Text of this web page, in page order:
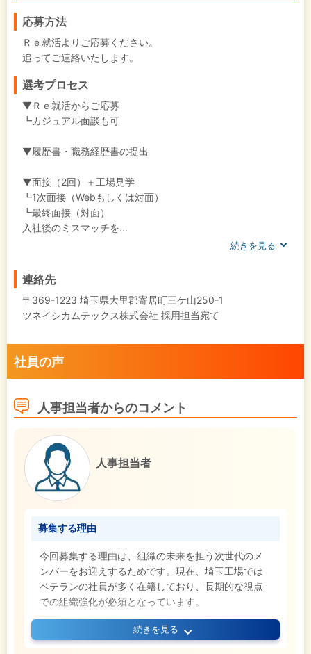
応募方法
Ｒｅ就活よりご応募ください。
追ってご連絡いたします。
選考プロセス
▼Ｒｅ就活からご応募
┗カジュアル面談も可
▼履歴書・職務経歴書の提出
▼面接（2回）＋工場見学
┗1次面接（Webもしくは対面）
┗最終面接（対面）
入社後のミスマッチを...
続きを見る
連絡先
〒369-1223 埼玉県大里郡寄居町三ケ山250-1
ツネイシカムテックス株式会社 採用担当宛て
社員の声
人事担当者からのコメント
人事担当者
募集する理由
今回募集する理由は、組織の未来を担う次世代のメ
ンバーをお迎えするためです。現在、埼玉工場では
ベテランの社員が多く在籍しており、長期的な視点
での組織強化が必須となっています。
そこで、これからの当社を支えてくださる仲間を積
続きを見る